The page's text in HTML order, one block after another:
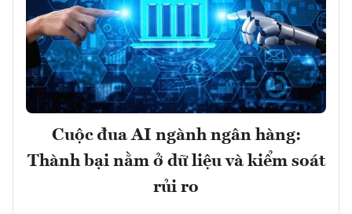
Cuộc đua AI ngành ngân hàng:
Thành bại nằm ở dữ liệu và kiểm soát
rủi ro